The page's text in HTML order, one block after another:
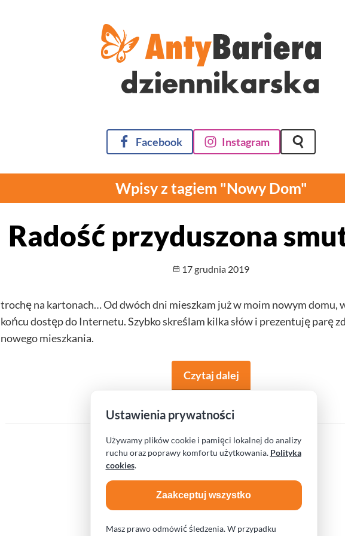
Facebook
Instagram Szukaj na
Wpisy z tagiem "Nowy Dom"
Radość przyduszona
Opublikowano
17 grudnia 2019
trochę na kartonach… Od dwóch dni mieszkam już w moim nowym domu,
końcu dostęp do Internetu. Szybko skreślam kilka słów i prezentuję parę
nowego mieszkania.
Czytaj dalej
© 2026 – Agata Krokosz
Ustawienia prywatności
Używamy plików cookie i pamięci lokalnej do analizy
ruchu oraz poprawy komfortu użytkowania. Polityka
cookies.
Zaakceptuj wszystko
Masz prawo odmówić śledzenia. W przypadku